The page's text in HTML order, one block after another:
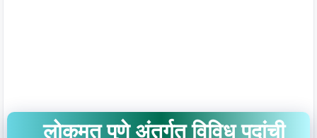
लोकमत पुणे अंतर्गत विविध पदांची